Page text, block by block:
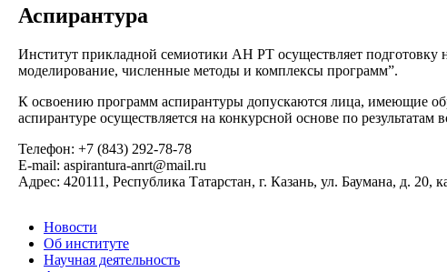
Аспирантура
Институт прикладной семиотики АН РТ осуществляет подготовку
моделирование, численные методы и комплексы программ”.
К освоению программ аспирантуры допускаются лица, имеющие
аспирантуре осуществляется на конкурсной основе по
Телефон: +7 (843) 292-78-78
E-mail: aspirantura-anrt@mail.ru
Адрес: 420111, Республика Татарстан, г. Казань, ул. Баумана, д. 20,
Новости
Об институте
Научная деятельность